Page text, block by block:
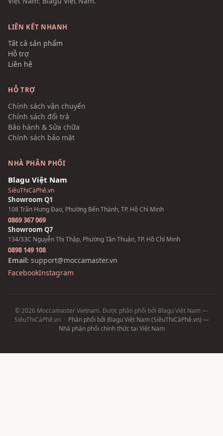
LIÊN KẾT NHANH
Tất cả sản phẩm
Hỗ trợ
Liên hệ
HỖ TRỢ
Chính sách vận chuyển
Chính sách đổi trả
Bảo hành & Sửa chữa
Chính sách bảo mật
NHÀ PHÂN PHỐI
Blagu Việt Nam
SiêuThiCàPhê.vn
Showroom Q1
108 Trần Hưng Đạo, Phường Bến Thành, TP. Hồ Chí Minh
0869 367 069
Showroom Q7
134/33C Nguyễn Thị Thập, Phường Tân Thuận, TP. Hồ Chí Minh
0898 149 108
Email: support@moccamaster.vn
FacebookInstagram
© 2026 Moccamaster Vietnam. Được phân phối bởi Blagu Việt Nam —
SiêuThiCàPhê.vn · Phân phối bởi Blagu Việt Nam (SiêuThiCàPhê.vn) —
Nhà phân phối chính thức tại Việt Nam